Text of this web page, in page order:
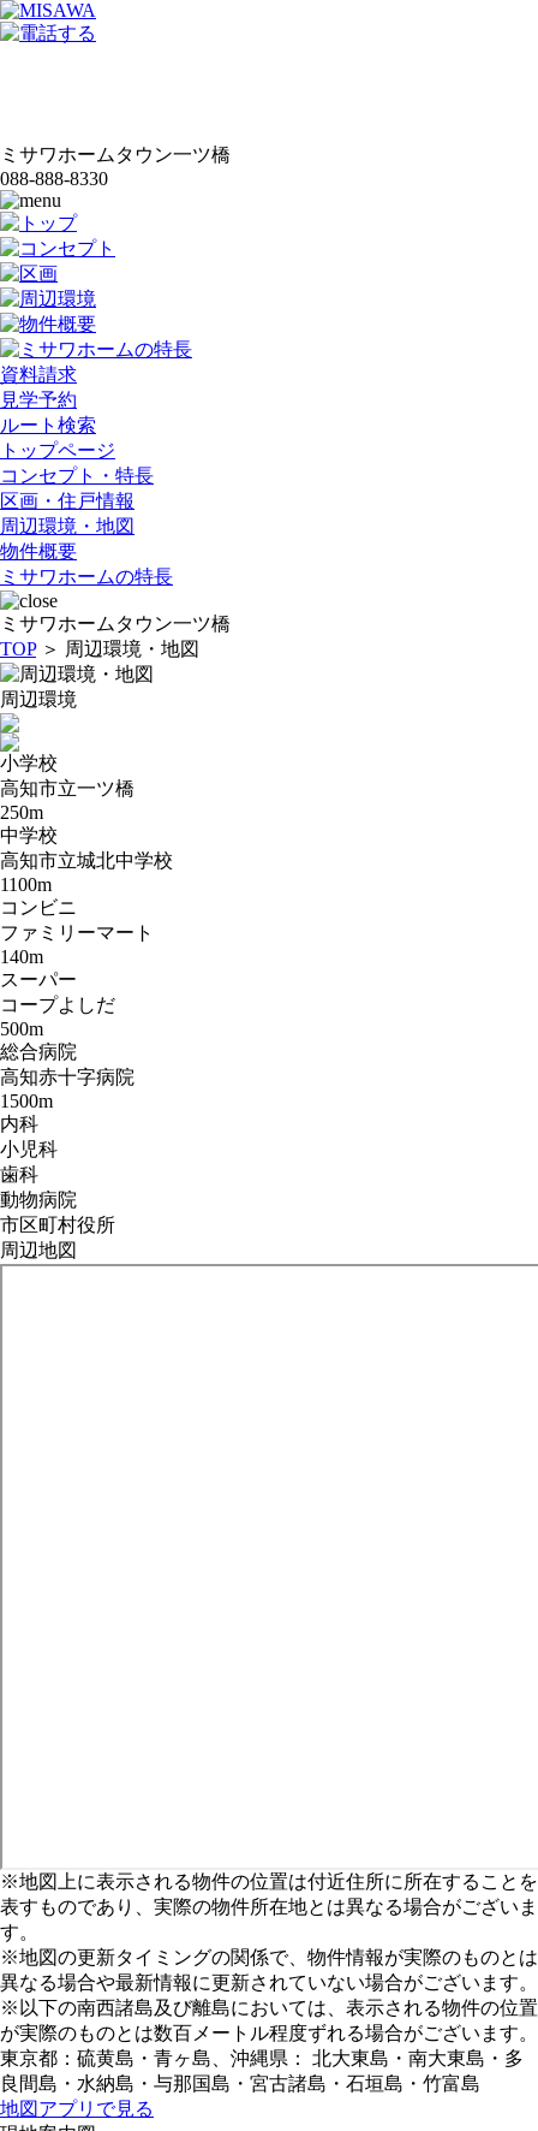
ミサワホームタウン一ツ橋
088-888-8330
資料請求
見学予約
ルート検索
トップページ
コンセプト・特長
区画・住戸情報
周辺環境・地図
物件概要
ミサワホームの特長
ミサワホームタウン一ツ橋
TOP＞ 周辺環境・地図
周辺環境
小学校
高知市立一ツ橋
250m
中学校
高知市立城北中学校
1100m
コンビニ
ファミリーマート
140m
スーパー
コープよしだ
500m
総合病院
高知赤十字病院
1500m
内科
小児科
歯科
動物病院
市区町村役所
周辺地図
※地図上に表示される物件の位置は付近住所に所在することを
表すものであり、実際の物件所在地とは異なる場合がございま
す。
※地図の更新タイミングの関係で、物件情報が実際のものとは
異なる場合や最新情報に更新されていない場合がございます。
※以下の南西諸島及び離島においては、表示される物件の位置
が実際のものとは数百メートル程度ずれる場合がございます。
東京都：硫黄島・青ヶ島、沖縄県： 北大東島・南大東島・多
良間島・水納島・与那国島・宮古諸島・石垣島・竹富島
地図アプリで見る